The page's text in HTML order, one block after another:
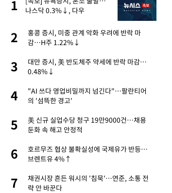
1
나스닥 0.3%↓, 다우
2
홍콩 증시, 미중 관계 악화 우려에 반락 마
감…H주 1.22%↓
3
대만 증시, 美 반도체주 약세에 반락 마감…
0.48%↓
4
"AI 쓰다 영업비밀까지 넘긴다"…팔란티어
의 '섬뜩한 경고'
5
美 신규 실업수당 청구 19만9000건…채용
둔화 속 해고 안정적
6
호르무즈 협상 불확실성에 국제유가 반등…
브렌트유 4%↑
7
채권시장 흔든 워시의 '침묵'…연준, 소통 전
략 안 바꾼다